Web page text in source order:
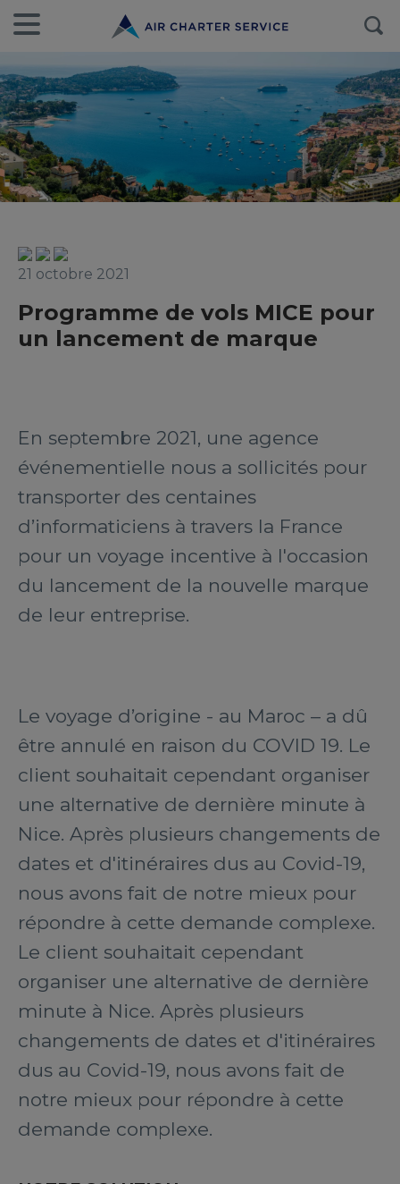
21 octobre 2021
Programme de vols MICE pour
un lancement de marque
En septembre 2021, une agence
événementielle nous a sollicités pour
transporter des centaines
d’informaticiens à travers la France
pour un voyage incentive à l'occasion
du lancement de la nouvelle marque
de leur entreprise.
Le voyage d’origine - au Maroc – a dû
être annulé en raison du COVID 19. Le
client souhaitait cependant organiser
une alternative de dernière minute à
Nice. Après plusieurs changements de
dates et d'itinéraires dus au Covid-19,
nous avons fait de notre mieux pour
répondre à cette demande complexe.
Le client souhaitait cependant
organiser une alternative de dernière
minute à Nice. Après plusieurs
changements de dates et d'itinéraires
dus au Covid-19, nous avons fait de
notre mieux pour répondre à cette
demande complexe.